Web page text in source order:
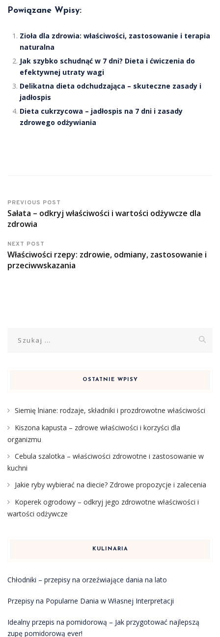
Powiązane Wpisy:
Zioła dla zdrowia: właściwości, zastosowanie i terapia
naturalna
Jak szybko schudnąć w 7 dni? Dieta i ćwiczenia do
efektywnej utraty wagi
Delikatna dieta odchudzająca – skuteczne zasady i
jadłospis
Dieta cukrzycowa – jadłospis na 7 dni i zasady
zdrowego odżywiania
PREVIOUS POST
Sałata – odkryj właściwości i wartości odżywcze dla
zdrowia
NEXT POST
Właściwości rzepy: zdrowie, odmiany, zastosowanie i
przeciwwskazania
OSTATNIE WPISY
Siemię lniane: rodzaje, składniki i prozdrowotne właściwości
Kiszona kapusta – zdrowe właściwości i korzyści dla
organizmu
Cebula szalotka – właściwości zdrowotne i zastosowanie w
kuchni
Jakie ryby wybierać na diecie? Zdrowe propozycje i zalecenia
Koperek ogrodowy – odkryj jego zdrowotne właściwości i
wartości odżywcze
KULINARIA
Chłodniki – przepisy na orzeźwiające dania na lato
Przepisy na Popularne Dania w Własnej Interpretacji
Idealny przepis na pomidorową – Jak przygotować najlepszą
zupę pomidorową ever!